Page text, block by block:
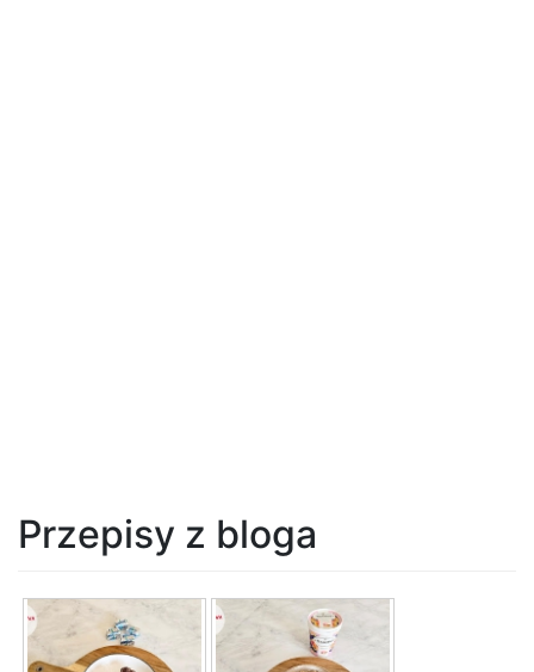
Przepisy z bloga